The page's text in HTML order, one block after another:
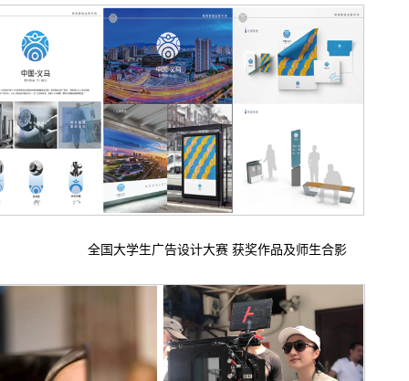
全国大学生广告设计大赛 获奖作品及师生合影